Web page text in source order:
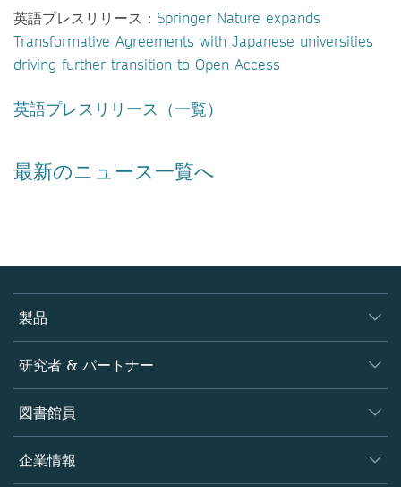
英語プレスリリース： Springer Nature expands
Transformative Agreements with Japanese universities
driving further transition to Open Access
英語プレスリリース（一覧）
最新のニュース一覧へ
製品
ジャーナル
書籍
プラットフォーム
研究者 & パートナー
著者
編集者
オープンサイエンス
図書館員
概要
製品
企業情報